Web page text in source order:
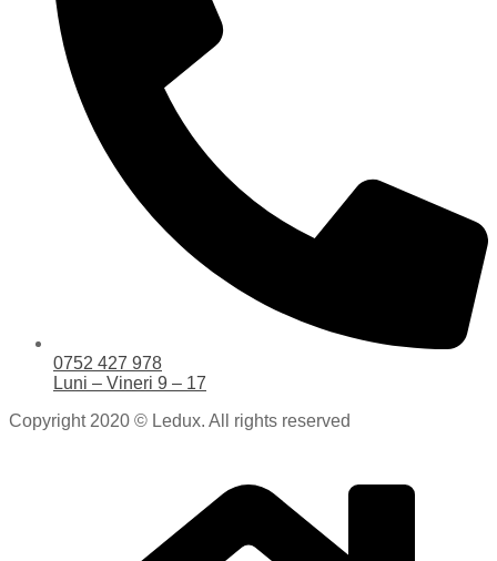
0752 427 978
Luni – Vineri 9 – 17
Copyright 2020 © Ledux. All rights reserved